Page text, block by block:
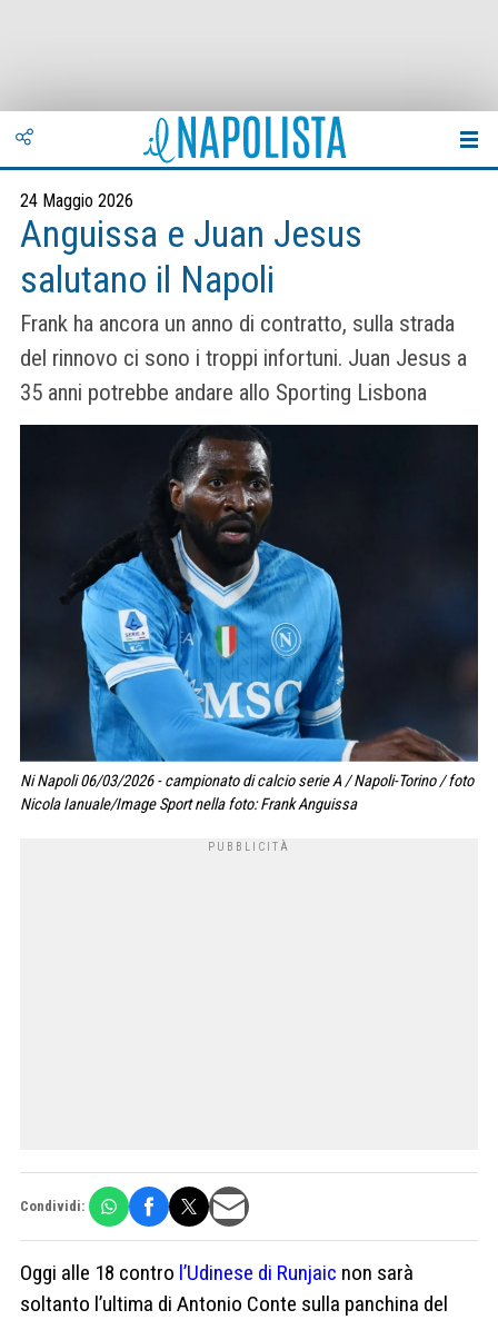
24 Maggio 2026
Anguissa e Juan Jesus
salutano il Napoli
Frank ha ancora un anno di contratto, sulla strada
del rinnovo ci sono i troppi infortuni. Juan Jesus a
35 anni potrebbe andare allo Sporting Lisbona
Ni Napoli 06/03/2026 - campionato di calcio serie A / Napoli-Torino / foto
Nicola Ianuale/Image Sport nella foto: Frank Anguissa
Condividi:
Oggi alle 18 contro l’Udinese di Runjaic non sarà
soltanto l’ultima di Antonio Conte sulla panchina del